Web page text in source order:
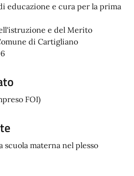
educazione e cura per la prima
e del Merito
di Cartigliano
FOI)
scuola materna nel plesso